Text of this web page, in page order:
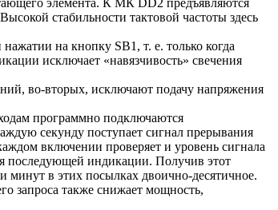
стабильности тактовой частоты здесь
на кнопку SB1, т. е. только когда
исключает «навязчивость» свечения
во-вторых, исключают подачу напряжения
программно подключаются
секунду поступает сигнал прерывания
включении проверяет и уровень сигнала
последующей индикации. Получив этот
минут в этих посылках двоично-десятичное.
запроса также снижает мощность,